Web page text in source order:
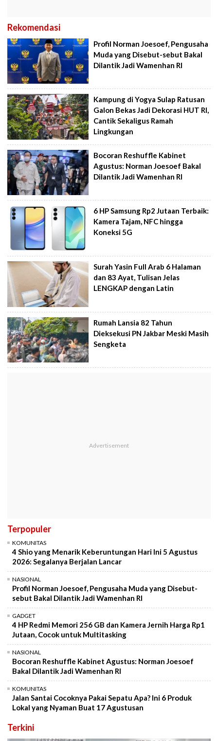
Rekomendasi
Profil Norman Joesoef, Pengusaha
Muda yang Disebut-sebut Bakal
Dilantik Jadi Wamenhan RI
Kampung di Yogya Sulap Ratusan
Galon Bekas Jadi Dekorasi HUT RI,
Cantik Sekaligus Ramah
Lingkungan
Bocoran Reshuffle Kabinet
Agustus: Norman Joesoef Bakal
Dilantik Jadi Wamenhan RI
6 HP Samsung Rp2 Jutaan Terbaik:
Kamera Tajam, NFC hingga
Koneksi 5G
Surah Yasin Full Arab 6 Halaman
dan 83 Ayat, Tulisan Jelas
LENGKAP dengan Latin
Rumah Lansia 82 Tahun
Dieksekusi PN Jakbar Meski Masih
Sengketa
Terpopuler
KOMUNITAS
4 Shio yang Menarik Keberuntungan Hari Ini 5 Agustus
2026: Segalanya Berjalan Lancar
NASIONAL
Profil Norman Joesoef, Pengusaha Muda yang Disebut-
sebut Bakal Dilantik Jadi Wamenhan RI
GADGET
4 HP Redmi Memori 256 GB dan Kamera Jernih Harga Rp1
Jutaan, Cocok untuk Multitasking
NASIONAL
Bocoran Reshuffle Kabinet Agustus: Norman Joesoef
Bakal Dilantik Jadi Wamenhan RI
KOMUNITAS
Jalan Santai Cocoknya Pakai Sepatu Apa? Ini 6 Produk
Lokal yang Nyaman Buat 17 Agustusan
Terkini